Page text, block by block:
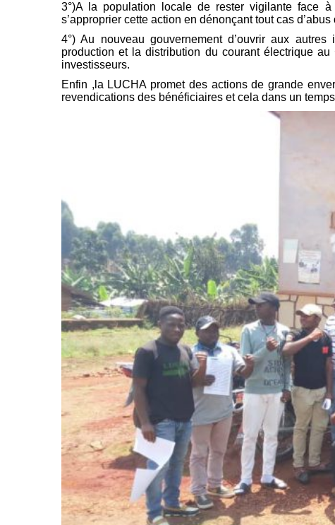
3°)A la population locale de rester vigilante face
s’approprier cette action en dénonçant tout cas d’abus
4°) Au nouveau gouvernement d’ouvrir aux
production et la distribution du courant électrique
investisseurs.
Enfin ,la LUCHA promet des actions de grande
revendications des bénéficiaires et cela dans un